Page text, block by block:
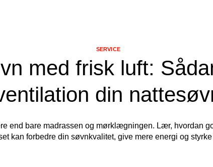
med frisk luft:
din
SERVICE
end bare madrassen og mørklægningen. Lær, hvordan
kan forbedre din søvnkvalitet, give mere energi og